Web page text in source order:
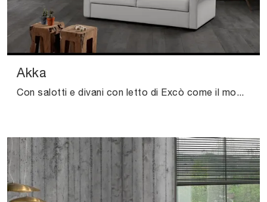
Akka
Con salotti e divani con letto di Excò come il modello Akka in tessuto, potrai completare il tuo progetto d'arredo.